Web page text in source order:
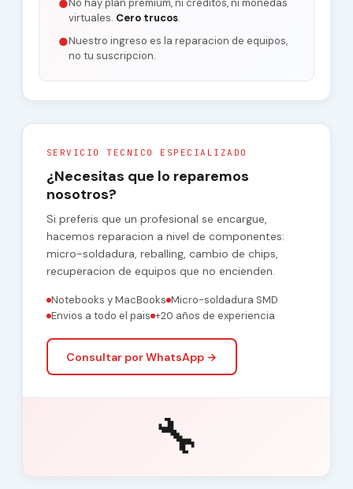
●No hay plan premium, ni creditos, ni monedas
virtuales. Cero trucos.
●Nuestro ingreso es la reparacion de equipos,
no tu suscripcion.
SERVICIO TECNICO ESPECIALIZADO
¿Necesitas que lo reparemos
nosotros?
Si preferis que un profesional se encargue,
hacemos reparacion a nivel de componentes:
micro-soldadura, reballing, cambio de chips,
recuperacion de equipos que no encienden.
Notebooks y MacBooks Micro-soldadura SMD
Envios a todo el pais +20 años de experiencia
Consultar por WhatsApp →
🔧